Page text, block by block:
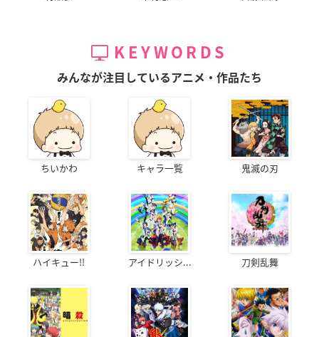
KEYWORDS
みんなが注目しているアニメ・作品たち
ちいかわ キャラ一覧 鬼滅の刃
ハイキュー!! アイドリッシ... 刀剣乱舞